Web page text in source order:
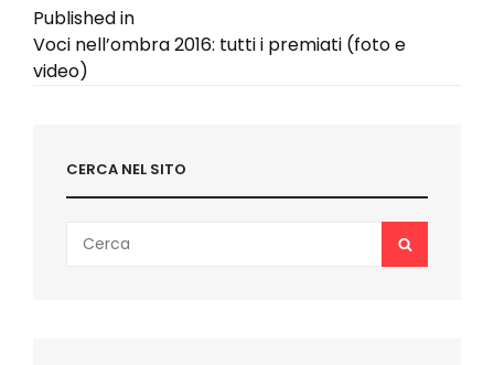
Navigazione
articoli
Published in
Voci nell’ombra 2016: tutti i premiati (foto e
video)
CERCA NEL SITO
for:
SEARCH